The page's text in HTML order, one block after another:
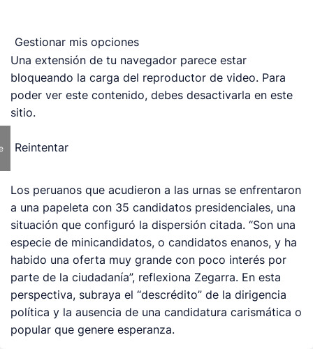
Gestionar mis opciones
Una extensión de tu navegador parece estar
bloqueando la carga del reproductor de video. Para
poder ver este contenido, debes desactivarla en este
sitio.
Reintentar
Los peruanos que acudieron a las urnas se enfrentaron
a una papeleta con 35 candidatos presidenciales, una
situación que configuró la dispersión citada. “Son una
especie de minicandidatos, o candidatos enanos, y ha
habido una oferta muy grande con poco interés por
parte de la ciudadanía”, reflexiona Zegarra. En esta
perspectiva, subraya el “descrédito” de la dirigencia
política y la ausencia de una candidatura carismática o
popular que genere esperanza.